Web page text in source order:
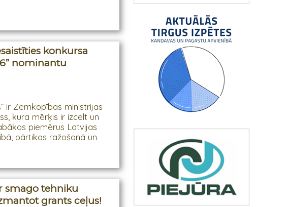
konkursa
nominantu
ir Zemkopības ministrijas
kura mērķis ir izcelt un
piemērus Latvijas
pārtikas ražošanā un
smago tehniku
grants ceļus!